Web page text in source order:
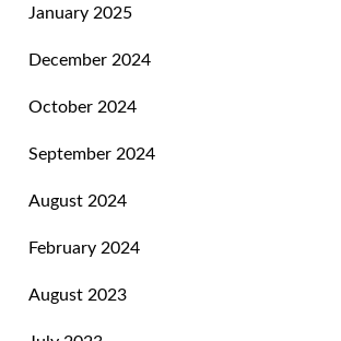
January 2025
December 2024
October 2024
September 2024
August 2024
February 2024
August 2023